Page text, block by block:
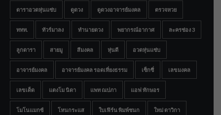
ดาราอวดหุ่นแซ่บ ดูดวง ดูดวงอาจารย์มงคล ตรวจหวย
ททท. ทัวร์มาลง ทำนายดวง พยากรณ์อากาศ ละครช่อง 3
ลูกดารา สายมู สีมงคล หุ่นดี อวดหุ่นแซ่บ
อาจารย์มงคล อาจารย์มงคล รอดเที่ยงธรรม เซ็กซี่ เลขมงคล
เลขเด็ด แตงโม นิดา แพท ณปภา แอฟ ทักษอร
โมโนแมกซ์ โหนกระแส ใบเฟิร์น พิมพ์ชนก ใหม่ ดาวิกา